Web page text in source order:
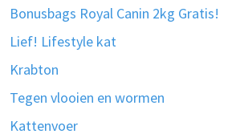
Bonusbags Royal Canin 2kg Gratis!
Lief! Lifestyle kat
Krabton
Tegen vlooien en wormen
Kattenvoer